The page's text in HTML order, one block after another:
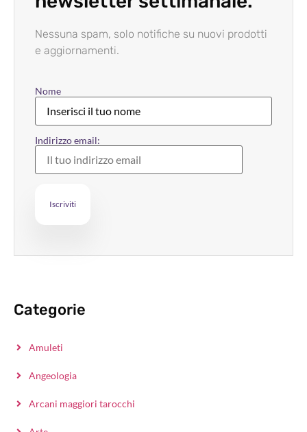
Nessuna spam, solo notifiche su nuovi prodotti
e aggiornamenti.
Nome
Indirizzo email:
Categorie
Amuleti
Angeologia
Arcani maggiori tarocchi